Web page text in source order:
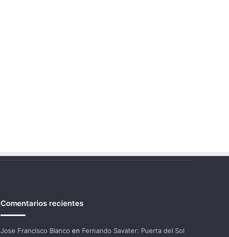
Comentarios recientes
Jose Francisco Blanco en Fernando Savater: Puerta del Sol